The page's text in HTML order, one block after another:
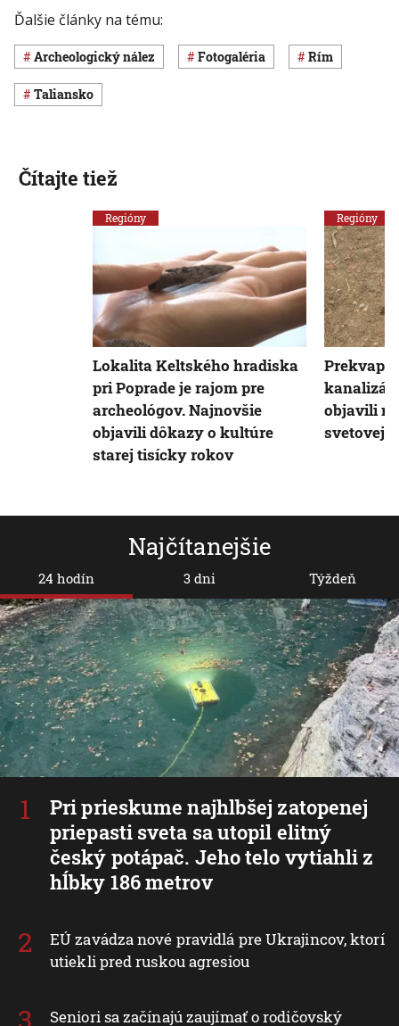
Ďalšie články na tému:
archeologický nález Fotogaléria Rím
Taliansko
Najčítanejšie
24 hodín
Pri prieskume najhlbšej zatopenej
priepasti sveta sa utopil elitný
český potápač. Jeho telo vytiahli z
hĺbky 186 metrov
EÚ zavádza nové pravidlá pre Ukrajincov, ktorí
utiekli pred ruskou agresiou
Seniori sa začínajú zaujímať o rodičovský
3 dni Týždeň
Čítajte tiež
Regióny
Lokalita Keltského hradiska
pri Poprade je rajom pre
archeológov. Najnovšie
objavili dôkazy o kultúre
starej tisícky rokov
Regióny
objavili
svetovej